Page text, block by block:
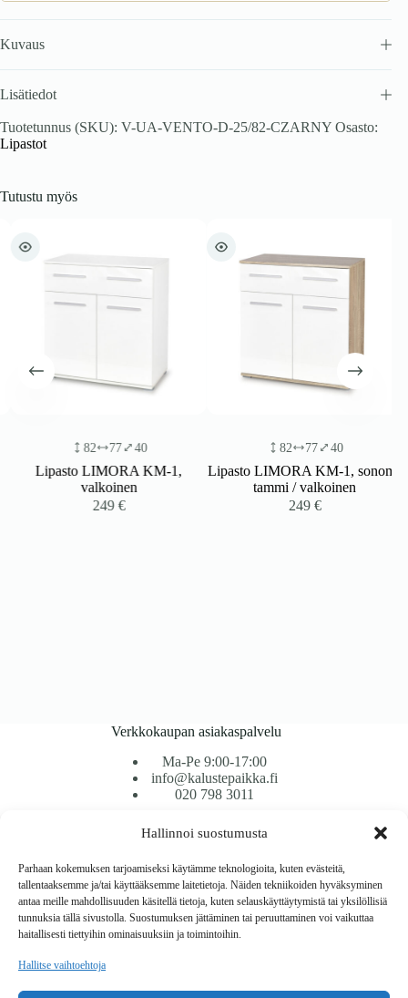
Hallinnoi suostumusta
Parhaan kokemuksen tarjoamiseksi käytämme teknologioita, kuten evästeitä,
tallentaaksemme ja/tai käyttääksemme laitetietoja. Näiden tekniikoiden hyväksyminen
antaa meille mahdollisuuden käsitellä tietoja, kuten selauskäyttäytymistä tai yksilöllisiä
tunnuksia tällä sivustolla. Suostumuksen jättäminen tai peruuttaminen voi vaikuttaa
haitallisesti tiettyihin ominaisuuksiin ja toimintoihin.
Hallitse vaihtoehtoja
Kuvaus
Lisätiedot
Tuotetunnus (SKU): V-UA-VENTO-D-25/82-CZARNY Osasto:
Lipastot
Tutustu myös
82 77 40
Lipasto LIMORA KM-1,
valkoinen
249€
82 77 40
Lipasto LIMORA KM-1, sonoma
tammi / valkoinen
249€
Verkkokaupan asiakaspalvelu
Ma-Pe 9:00-17:00
info@kalustepaikka.fi
020 798 3011
Tavarantoimitus / Maksutavat
Toimitustavat
Maksutavat
Vaihto ja palautus
Reklamaatiot